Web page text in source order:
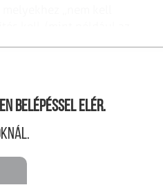
belépéssel elér.